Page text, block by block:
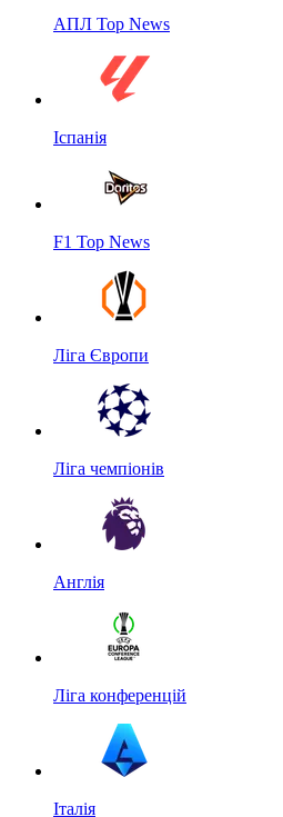
АПЛ Top News
Іспанія
F1 Top News
Ліга Європи
Ліга чемпіонів
Англія
Ліга конференцій
Італія